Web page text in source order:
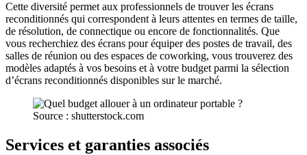
Cette diversité permet aux professionnels de trouver les écrans
reconditionnés qui correspondent à leurs attentes en termes de taille,
de résolution, de connectique ou encore de fonctionnalités. Que
vous recherchiez des écrans pour équiper des postes de travail, des
salles de réunion ou des espaces de coworking, vous trouverez des
modèles adaptés à vos besoins et à votre budget parmi la sélection
d’écrans reconditionnés disponibles sur le marché.
Source : shutterstock.com
Services et garanties associés